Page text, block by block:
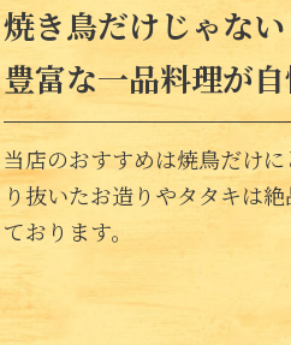
焼き鳥だけじゃない
豊富な一品料理が
当店のおすすめは焼鳥だけ
り抜いたお造りやタタキは
ております。